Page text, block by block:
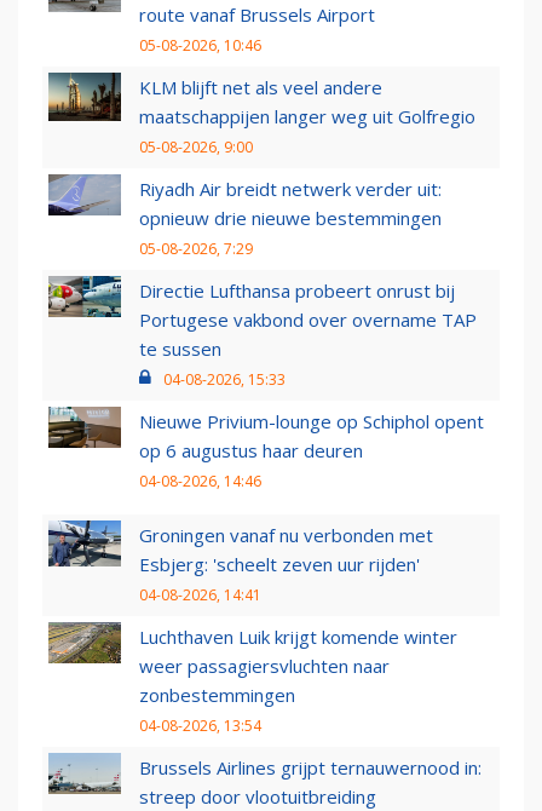
route vanaf Brussels Airport
05-08-2026, 10:46
KLM blijft net als veel andere
maatschappijen langer weg uit Golfregio
05-08-2026, 9:00
Riyadh Air breidt netwerk verder uit:
opnieuw drie nieuwe bestemmingen
05-08-2026, 7:29
Directie Lufthansa probeert onrust bij
Portugese vakbond over overname TAP
te sussen
04-08-2026, 15:33
Nieuwe Privium-lounge op Schiphol opent
op 6 augustus haar deuren
04-08-2026, 14:46
Groningen vanaf nu verbonden met
Esbjerg: 'scheelt zeven uur rijden'
04-08-2026, 14:41
Luchthaven Luik krijgt komende winter
weer passagiersvluchten naar
zonbestemmingen
04-08-2026, 13:54
Brussels Airlines grijpt ternauwernood in:
streep door vlootuitbreiding